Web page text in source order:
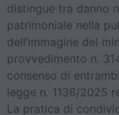
distingue tra danno
patrimoniale nella
dell’immagine del
provvedimento n.
consenso di
legge n. 1136/2025
La pratica di